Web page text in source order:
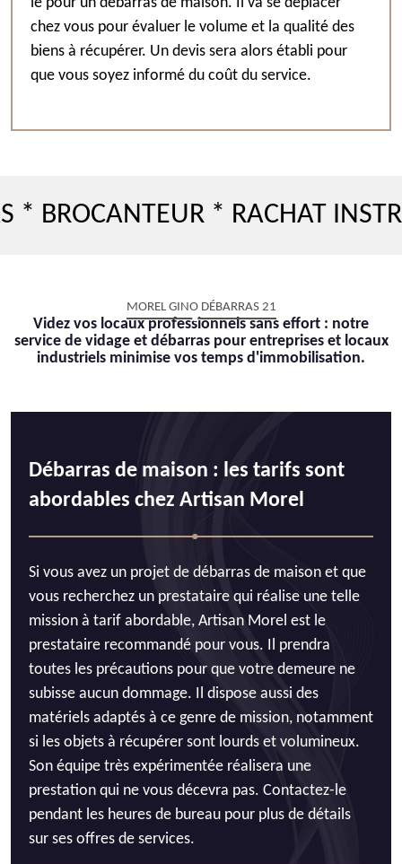
chez vous pour évaluer le volume et la qualité des
biens à récupérer. Un devis sera alors établi pour
que vous soyez informé du coût du service.
* RACHAT
MOREL GINO DÉBARRAS 21
Videz vos locaux professionnels sans effort : notre
service de vidage et débarras pour entreprises et locaux
industriels minimise vos temps d'immobilisation.
Débarras de maison : les tarifs sont
abordables chez Artisan Morel
Si vous avez un projet de débarras de maison et que
vous recherchez un prestataire qui réalise une telle
mission à tarif abordable, Artisan Morel est le
prestataire recommandé pour vous. Il prendra
toutes les précautions pour que votre demeure ne
subisse aucun dommage. Il dispose aussi des
matériels adaptés à ce genre de mission, notamment
si les objets à récupérer sont lourds et volumineux.
Son équipe très expérimentée réalisera une
prestation qui ne vous décevra pas. Contactez-le
pendant les heures de bureau pour plus de détails
sur ses offres de services.